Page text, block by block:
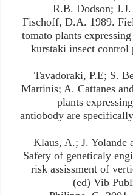
R.B. Dodson;
Fischoff, D.A. 1989.
tomato plants
kurstaki insect
– Tavadoraki, P.E; S.
Martinis; A. Cattanes
plants
antiobody are
– Klaus, A.; J.
Safety of geneticaly
risk assissment of
(ed) Vib